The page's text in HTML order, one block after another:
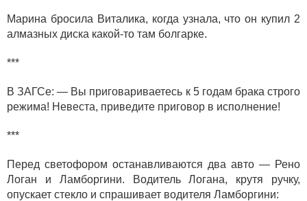
Марина бросила Виталика, когда узнала, что он купил 2
алмазных диска какой-то там болгарке.
***
В ЗАГСе: — Вы приговариваетесь к 5 годам брака строго
режима! Невеста, приведите приговор в исполнение!
***
Перед светофором останавливаются два авто — Рено
Логан и Ламборгини. Водитель Логана, крутя ручку,
опускает стекло и спрашивает водителя Ламборгини: